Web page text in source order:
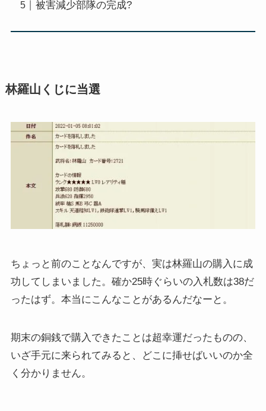
被害減少部隊の完成?
林羅山くじに当選
ちょっと前のことなんですが、実は林羅山の購入に成
功してしまいました。確か25時ぐらいの入札数は38だ
ったはず。本当にこんなことがあるんだなーと。
期末の銅銭で購入できたことは超幸運だったものの、
いざ手元に来られてみると、どこに挿せばいいのか全
く分かりません。